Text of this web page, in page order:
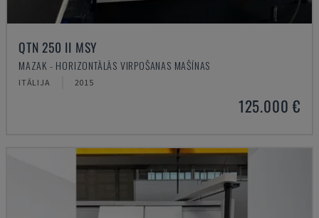
QTN 250 II MSY
MAZAK - HORIZONTĀLĀS VIRPOŠANAS MAŠĪNAS
ITĀLIJA 2015
125.000 €